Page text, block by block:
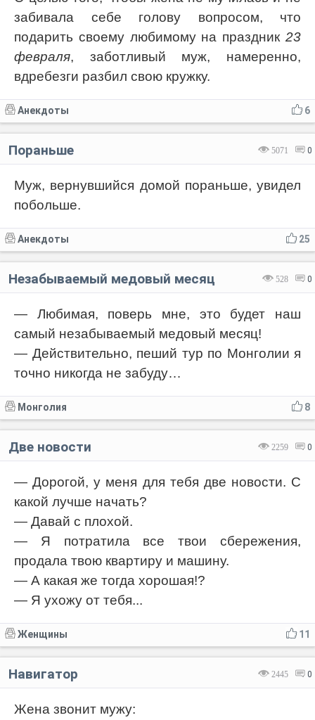
забивала себе голову вопросом, что
подарить своему любимому на праздник 23
февраля, заботливый муж, намеренно,
вдребезги разбил свою кружку.
6
Анекдоты
5071 0
Пораньше
Муж, вернувшийся домой пораньше, увидел
побольше.
25
Анекдоты
528 0
Незабываемый медовый месяц
— Любимая, поверь мне, это будет наш
самый незабываемый медовый месяц!
— Действительно, пеший тур по Монголии я
точно никогда не забуду…
8
Монголия
2259 0
Две новости
— Дорогой, у меня для тебя две новости. С
какой лучше начать?
— Давай с плохой.
— Я потратила все твои сбережения,
продала твою квартиру и машину.
— А какая же тогда хорошая!?
— Я ухожу от тебя...
11
Женщины
2445 0
Навигатор
Жена звонит мужу: